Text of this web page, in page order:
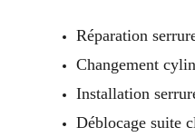
Réparation
Changement
Installation
Déblocage suite